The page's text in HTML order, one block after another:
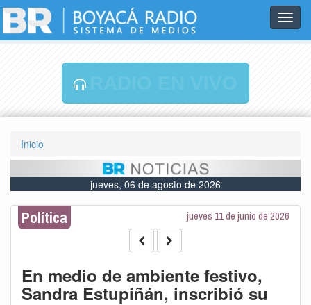
Inicio
jueves, 06 de agosto de 2026
Política jueves 11 de junio de 2026
En medio de ambiente festivo,
Sandra Estupiñán, inscribió su